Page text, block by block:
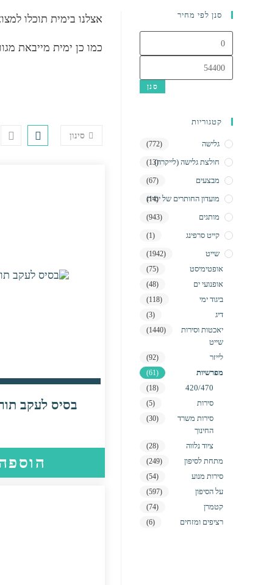
אצלנו בימית תוכלו
כמו כן ימית מייבאת
סינון
בסיס לעקב
סנן לפי מחיר
סנן
קטגוריות
גלישה (772)
חולצת גלישה (לייקרה)
(13)
מבצעים (67)
מועדון החותרים של ימית
(14)
מותגים (943)
קייט סרפינג (1)
שייט (1942)
אופטימיסט (75)
אופנועי ים (48)
ביגוד ימי (118)
דיג (3)
יאכטות וסירות
שייט
(1440)
לייזר (92)
מפרשיות (61)
420/470
(18)
סירות (5)
סירות משרד
החינוך
(30)
ציוד נלווה (28)
מתחת לסיפון (249)
סירות מנוע (54)
על הסיפון (597)
קטמרן (74)
רציפים ומזחים (6)